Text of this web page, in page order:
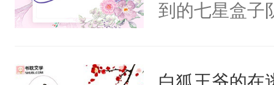
到的七星盒子